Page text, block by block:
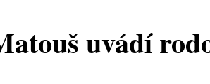
uvádí